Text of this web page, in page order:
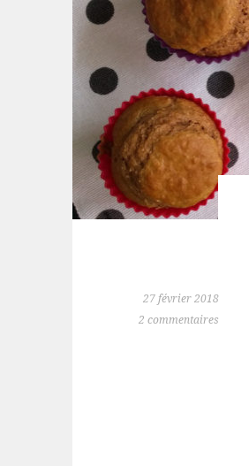
27 février 2018
2 commentaires